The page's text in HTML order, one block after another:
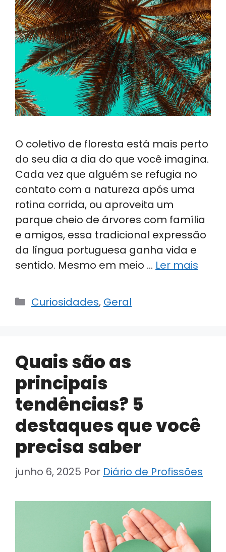
O coletivo de floresta está mais perto
do seu dia a dia do que você imagina.
Cada vez que alguém se refugia no
contato com a natureza após uma
rotina corrida, ou aproveita um
parque cheio de árvores com família
e amigos, essa tradicional expressão
da língua portuguesa ganha vida e
sentido. Mesmo em meio … Ler mais
Categorias
Curiosidades, Geral
Quais são as
principais
tendências? 5
destaques que você
precisa saber
junho 6, 2025 Por Diário de Profissões